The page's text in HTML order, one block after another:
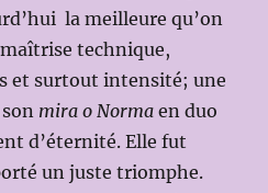
la meilleure qu’on
technique,
et surtout intensité; une
mira o Norma en duo
d’éternité. Elle fut
un juste triomphe.